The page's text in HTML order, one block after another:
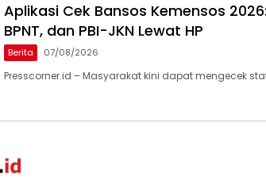
Aplikasi Cek Bansos Kemensos
BPNT, dan PBI-JKN Lewat HP
Berita 07/08/2026
Presscorner.id – Masyarakat kini dapat mengecek